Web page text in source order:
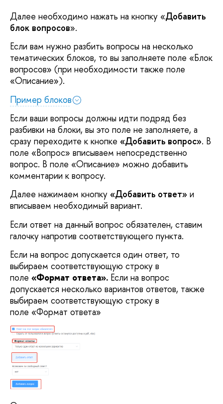
Далее необходимо нажать на кнопку «Добавить
блок вопросов».
Если вам нужно разбить вопросы на несколько
тематических блоков, то вы заполняете поле «Блок
вопросов» (при необходимости также поле
«Описание»).
Пример блоков
Если ваши вопросы должны идти подряд без
разбивки на блоки, вы это поле не заполняете, а
сразу переходите к кнопке «Добавить вопрос». В
поле «Вопрос» вписываем непосредственно
вопрос. В поле «Описание» можно добавить
комментарии к вопросу.
Далее нажимаем кнопку «Добавить ответ» и
вписываем необходимый вариант.
Если ответ на данный вопрос обязателен, ставим
галочку напротив соответствующего пункта.
Если на вопрос допускается один ответ, то
выбираем соответствующую строку в
поле «Формат ответа». Если на вопрос
допускается несколько вариантов ответов, также
выбираем соответствующую строку в
поле «Формат ответа»